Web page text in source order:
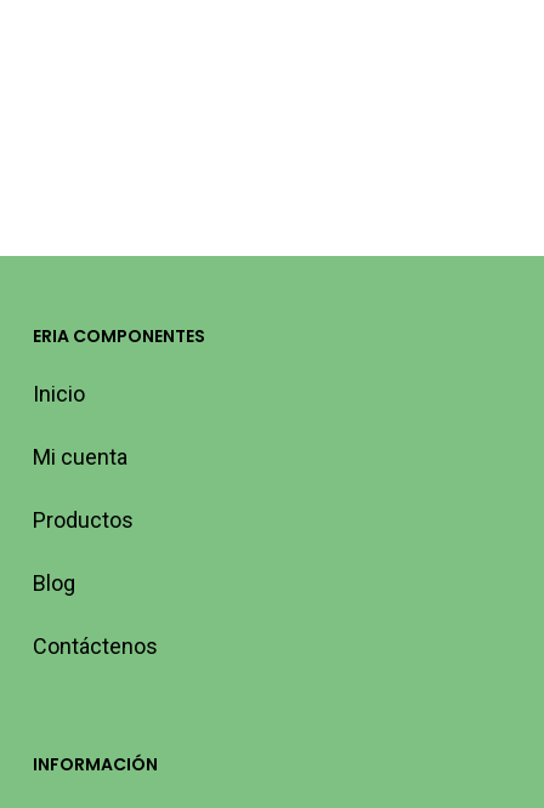
ERIA COMPONENTES
Inicio
Mi cuenta
Productos
Blog
Contáctenos
INFORMACIÓN